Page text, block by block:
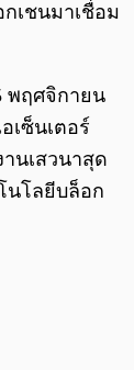
เชนมาเชื่อม
พฤศจิกายน
เซ็นเตอร์
นเสวนาสุด
นโลยีบล็อก